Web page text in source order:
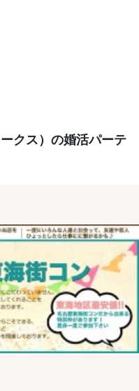
クス）の婚活パーテ